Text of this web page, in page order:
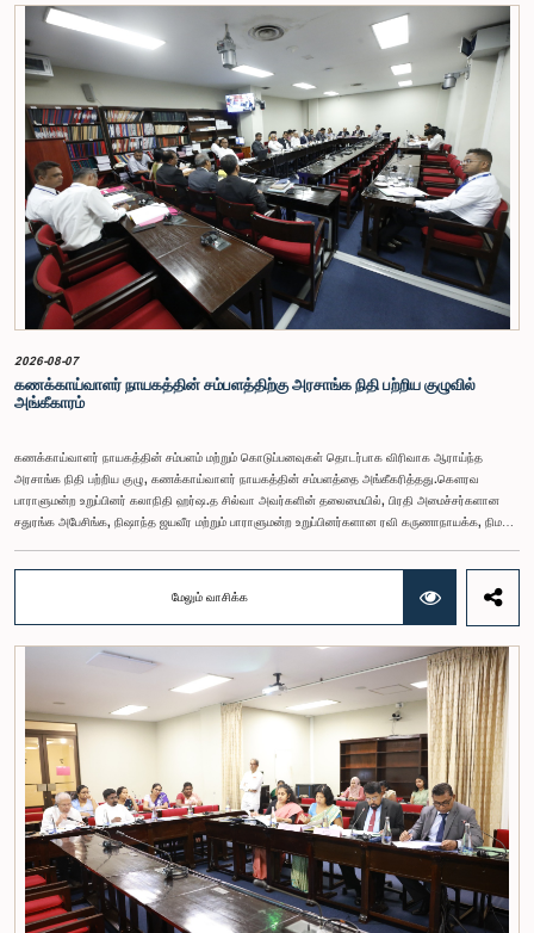
2026-08-07
கணக்காய்வாளர் நாயகத்தின் சம்பளத்திற்கு அரசாங்க நிதி பற்றிய குழுவில்
அங்கீகாரம்
கணக்காய்வாளர் நாயகத்தின் சம்பளம் மற்றும் கொடுப்பனவுகள் தொடர்பாக விரிவாக ஆராய்ந்த
அரசாங்க நிதி பற்றிய குழு, கணக்காய்வாளர் நாயகத்தின் சம்பளத்தை அங்கீகரித்தது.கௌரவ
பாராளுமன்ற உறுப்பினர் கலாநிதி ஹர்ஷ.த சில்வா அவர்களின் தலைமையில், பிரதி அமைச்சர்களான
சதுரங்க அபேசிங்க, நிஷாந்த ஜயவீர மற்றும் பாராளுமன்ற உறுப்பினர்களான ரவி கருணாநாயக்க, நிமல்
நிதி பற்றிய குழுக் கூட்டத்திலேயே இந்த அங்கீகாரம் வழங்கப்பட்டது.இலங்கை ஜனநாயக சோசலிசக்
குடியரசின் அரசியலமைப்பின் 153(2) ஆம் உறுப்புரையின் பிரகாரம், கணக்காய்வாளர் நாயகத்தின்
சம்பளம் தொடர்பான பிரேரணை குழுவின் கவனத்திற்கு கொண்டு வரப்பட்டது.இதன்போது,
கணக்காய்வாளர் நாயகத்தின் பொறுப்புகள், அரச நிதி மேற்பார்வை மற்றும் கணக்காய்வுத் துறையின்
சுயாதீனத் தன்மை உள்ளிட்ட விடயங்களை கருத்தில் கொண்டு, சம்பள மட்டம் தொடர்பாக குழுத்
தலைவர் உள்ளிட்ட உறுப்பினர்கள் தமது கருத்துகளையும் பரிந்துரைகளையும் முன்வைத்தனர்.மேலும்,
அரசியலமைப்பின் 170 ஆம் உறுப்புரையின் பிரகாரம், கணக்காய்வாளர் நாயகம் ஒரு அரசாங்க ஊழியர்
அல்ல என்பதையும், நடைமுறையில் உள்ள அரசாங்க சம்பள அளவுகோலுக்கு வெளியே இப்பதவிக்கான
சம்பளத்தை விசேடமாக பரிசீலிக்க முடியும் என்பதையும் குழு சுட்டிக்காட்டியது.முன்மொழியப்பட்ட சம்பளத்
தொகை, முன்னர் பதவி வகித்த கணக்காய்வாளர் நாயகங்களின் சம்பளங்களையும் கருத்தில் கொண்டு
நிர்ணயிக்கப்பட்டதாக அதிகாரிகள் தெரிவித்தனர். இதற்கு முன்னர், சம்பளங்கள் மற்றும் பணியாளர்
ஆணைக்குழுவே இத்தகைய சம்பளங்களை நிர்ணயித்து வந்த போதிலும், தற்போது அத்தகைய
ஆணைக்குழு இல்லையெனவும் அதிகாரிகள் குறிப்பிட்டனர்.கணக்காய்வாளர் நாயகத்திற்கான
முன்மொழியப்பட்ட சம்பள மட்டத்தை குழு அங்கீகரித்திருந்தாலும், அப்பதவிக்கு வழங்கப்பட்டுள்ள
பொறுப்புகள் மற்றும் கடமைகளின் முக்கியத்துவத்தை கருத்தில் கொண்டு, அந்தச் சம்பளம் மேலும்
உயர்ந்த மட்டத்தில் இருக்க வேண்டும் என்ற கருத்தை குழுத் தலைவர் உள்ளிட்ட உறுப்பினர்கள்
முன்வைத்தனர்.அதன்படி, எதிர்காலத்தில் இச்சம்பள மட்டம் தொடர்பாக மேலும் கவனம் செலுத்தி
மேலும் வாசிக்க